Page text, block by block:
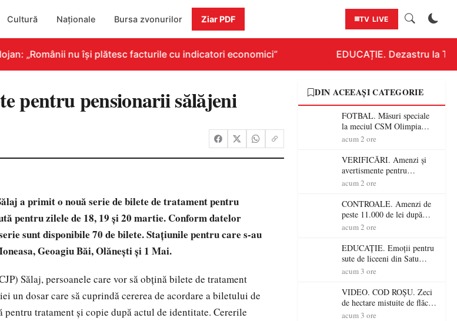
Cultură Naționale Bursa zvonurilor Ziar PDF TV LIVE
„Românii nu își plătesc facturile cu indicatori economici” EDUCAȚIE. Dezastru la
pentru pensionarii sălăjeni
a primit o nouă serie de bilete de tratament pentru
pentru zilele de 18, 19 şi 20 martie. Conform datelor
sunt disponibile 70 de bilete. Staţiunile pentru care s-au
Geoagiu Băi, Olăneşti şi 1 Mai.
Sălaj, persoanele care vor să obţină bilete de tratament
un dosar care să cuprindă cererea de acordare a biletului de
pentru tratament şi copie după actul de identitate. Cererile
DIN ACEEAȘI CATEGORIE
FOTBAL. Măsuri speciale
la meciul CSM Olimpia
Satu Mare – CSM Reșița!
avertismente clare pentru
suporteri
acum 2 ore
VERIFICĂRI. Amenzi și
avertismente pentru
crescătorii de animale din
controale în toate
gospodăriile și face apel la
respectarea legii
acum 2 ore
CONTROALE. Amenzi de
peste 11.000 de lei după
controalele DSVSA Satu
cantină, sancționate pentru
nereguli
acum 2 ore
EDUCAȚIE. Emoții pentru
sute de liceeni din Satu
Mare! Începe BAC-ul de
acum 3 ore
VIDEO. COD ROȘU. Zeci
de hectare mistuite de flăcări
în Satu Mare! Pompierii au
acum 3 ore